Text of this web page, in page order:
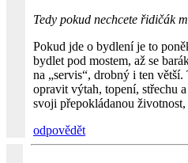
Tedy pokud nechcete řidičák
Pokud jde o bydlení je to
bydlet pod mostem, až se
na „servis“, drobný i ten
opravit výtah, topení, střechu
svoji přepokládanou
odpovědět